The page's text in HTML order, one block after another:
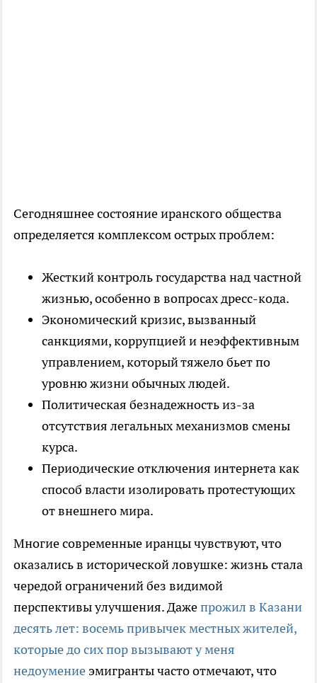
Сегодняшнее состояние иранского общества
определяется комплексом острых проблем:
Жесткий контроль государства над частной
жизнью, особенно в вопросах дресс-кода.
Экономический кризис, вызванный
санкциями, коррупцией и неэффективным
управлением, который тяжело бьет по
уровню жизни обычных людей.
Политическая безнадежность из-за
отсутствия легальных механизмов смены
курса.
Периодические отключения интернета как
способ власти изолировать протестующих
от внешнего мира.
Многие современные иранцы чувствуют, что
оказались в исторической ловушке: жизнь стала
чередой ограничений без видимой
перспективы улучшения. Дажепрожил в Казани
десять лет: восемь привычек местных жителей,
которые до сих пор вызывают у меня
недоумение эмигранты часто отмечают, что